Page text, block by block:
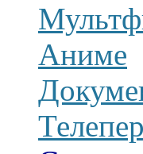
Аниме